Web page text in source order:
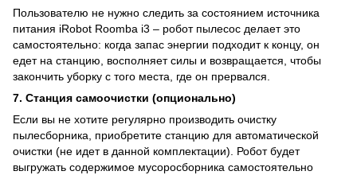
Пользователю не нужно следить за состоянием источника
питания iRobot Roomba i3 – робот пылесос делает это
самостоятельно: когда запас энергии подходит к концу, он
едет на станцию, восполняет силы и возвращается, чтобы
закончить уборку с того места, где он прервался.
7. Станция самоочистки (опционально)
Если вы не хотите регулярно производить очистку
пылесборника, приобретите станцию для автоматической
очистки (не идет в данной комплектации). Робот будет
выгружать содержимое мусоросборника самостоятельно